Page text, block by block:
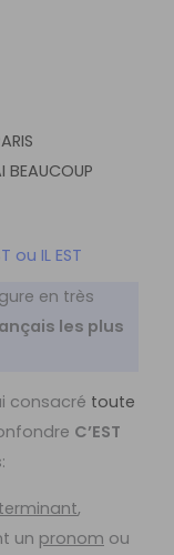
BEAUCOUP
ou IL EST
en très
les plus
consacré toute
C’EST
,
un pronom ou